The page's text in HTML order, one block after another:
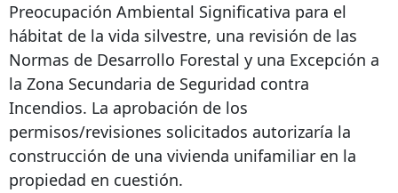
Preocupación Ambiental Significativa para el
hábitat de la vida silvestre, una revisión de las
Normas de Desarrollo Forestal y una Excepción a
la Zona Secundaria de Seguridad contra
Incendios. La aprobación de los
permisos/revisiones solicitados autorizaría la
construcción de una vivienda unifamiliar en la
propiedad en cuestión.